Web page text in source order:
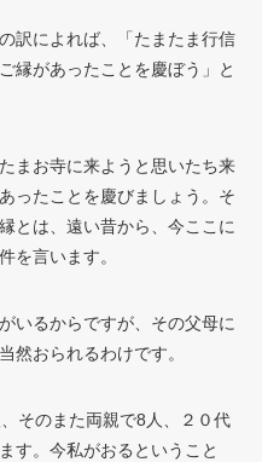
訳によれば、「たまたま行信
縁があったことを慶ぼう」と
まお寺に来ようと思いたち来
ったことを慶びましょう。そ
とは、遠い昔から、今ここに
を言います。
いるからですが、その父母に
然おられるわけです。
そのまた両親で8人、２０代
す。今私がおるということ